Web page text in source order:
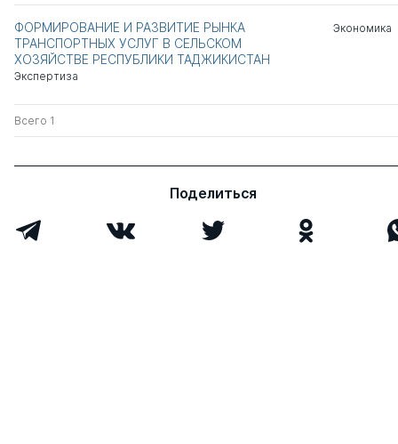
ФОРМИРОВАНИЕ И РАЗВИТИЕ РЫНКА
ТРАНСПОРТНЫХ УСЛУГ В СЕЛЬСКОМ
ХОЗЯЙСТВЕ РЕСПУБЛИКИ ТАДЖИКИСТАН
Экспертиза
Экономика
Всего 1
Поделиться